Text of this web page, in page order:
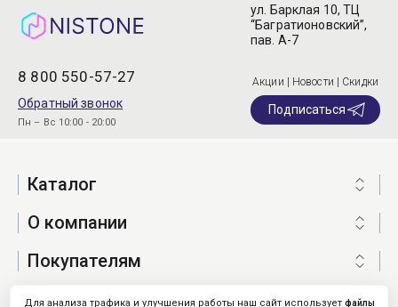
8 800 550-57-27
Обратный звонок
Пн – Вс 10:00 - 20:00
ул. Барклая 10, ТЦ
“Багратионовский”,
пав. А-7
Акции | Новости | Скидки
Подписаться
Каталог
О компании
Покупателям
Для анализа трафика и улучшения работы наш сайт использует файлы